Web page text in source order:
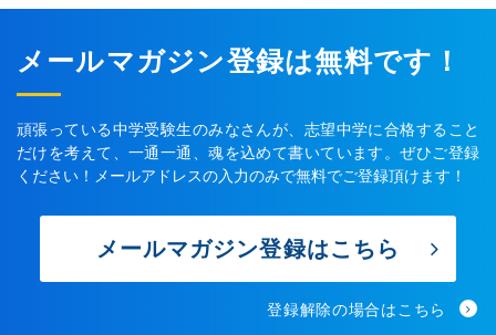
メールマガジン登録は無料です！
頑張っている中学受験生のみなさんが、志望中学に合格すること
だけを考えて、一通一通、魂を込めて書いています。ぜひご登録
ください！メールアドレスの入力のみで無料でご登録頂けます！
メールマガジン登録はこちら
登録解除の場合はこちら